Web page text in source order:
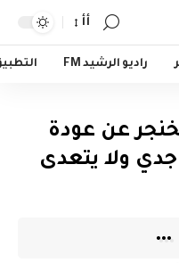
أأ
راديو الرشيد FM
عن عودة
ولا يتعدى